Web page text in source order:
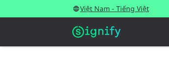
Việt Nam - Tiếng Việt